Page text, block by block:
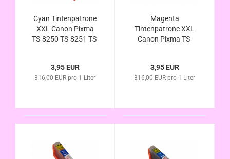
Cyan Tintenpatrone
XXL Canon Pixma
TS-8250 TS-8251 TS-
kompatibel
3,95 EUR
316,00 EUR pro 1 Liter
Magenta
Tintenpatrone XXL
Canon Pixma TS-
9155 - CLI-581M XL
kompatibel
3,95 EUR
316,00 EUR pro 1 Liter